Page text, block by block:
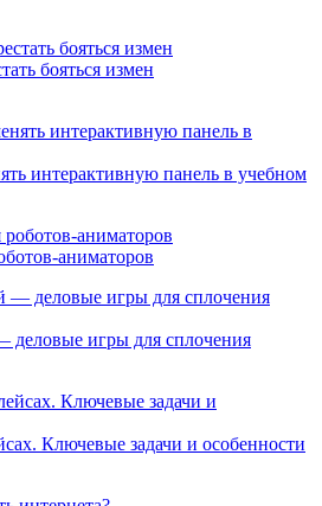
бояться измен
интерактивную панель в учебном
аниматоров
деловые игры для сплочения
Ключевые задачи и особенности